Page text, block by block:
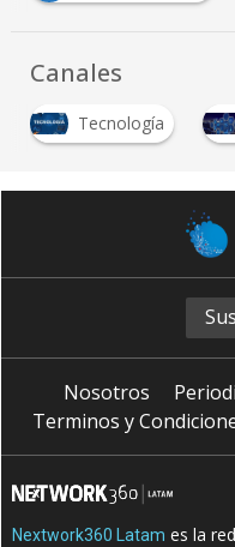
Canales
Tecnología
Nosotros
Terminos y
Nextwork360 Latam es la